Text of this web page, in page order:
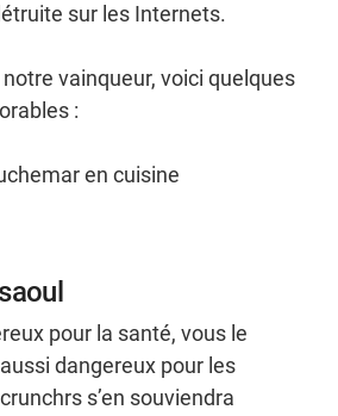
sur les Internets.
vainqueur, voici quelques
:
en cuisine
pour la santé, vous le
dangereux pour les
s’en souviendra